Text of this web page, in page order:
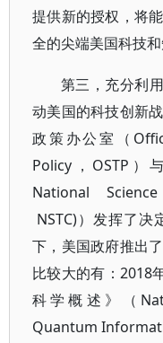
提供新的授权，将
全的尖端美国科技
第三，充分利
动美国的科技创新
政策办公室（
Policy，OSTP）
National
NSTC)）发挥了
下，美国政府推出
比较大的有：2018
科学概述》（
Quantum